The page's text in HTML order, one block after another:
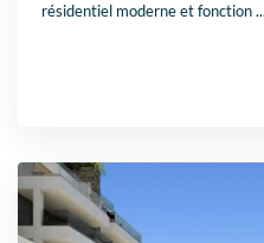
résidentiel moderne et fonction...